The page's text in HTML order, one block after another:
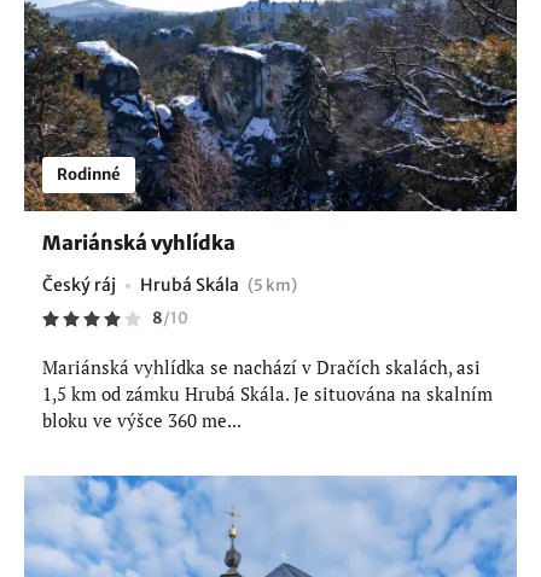
Rodinné
Mariánská vyhlídka
Český ráj Hrubá Skála (5 km)
8/10
Mariánská vyhlídka se nachází v Dračích skalách, asi
1,5 km od zámku Hrubá Skála. Je situována na skalním
bloku ve výšce 360 me...